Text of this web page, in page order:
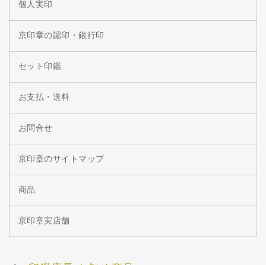
個人実印
京印章の認印・銀行印
セット印鑑
お支払・送料
お問合せ
京印章のサイトマップ
商品
京印章実店舗